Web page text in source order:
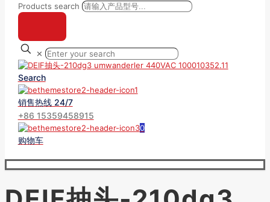
Products search
✕
Search
销售热线 24/7
+86 15359458915
0
购物车